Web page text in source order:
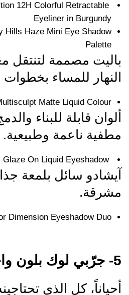
12H Colorful Retractable
Eyeliner in Burgundy
Hills Haze Mini Eye Shadow
Palette
باليت مصممة لتنتقل
النهار للمساء
Matte Liquid Colour
ألوان قابلة للبناء
مطفية ناعمة وطبيعية.
Urban Decay Glaze On Liquid Eyeshadow
آيشادو سائل بلمعة
مشرقة.
Dimension Eyeshadow Duo
5- جرّبي لوك بلون واحد
أحياناً، كل الذي